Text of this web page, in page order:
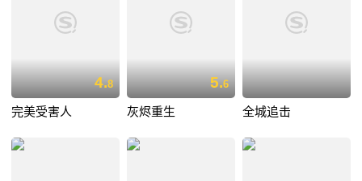
4.8
完美受害人
5.6
灰烬重生 全城追击